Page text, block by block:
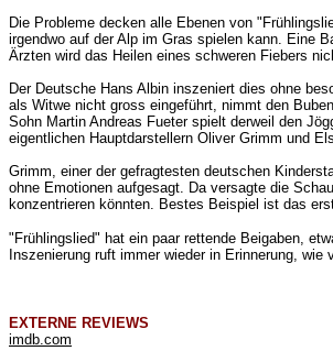
Die Probleme decken alle Ebenen von
irgendwo auf der Alp im Gras spielen kann. Eine
Ärzten wird das Heilen eines schweren Fiebers
Der Deutsche Hans Albin inszeniert dies ohne
als Witwe nicht gross eingeführt, nimmt den
Sohn Martin Andreas Fueter spielt derweil den
eigentlichen Hauptdarstellern Oliver Grimm und
Grimm, einer der gefragtesten deutschen
ohne Emotionen aufgesagt. Da versagte die
konzentrieren könnten. Bestes Beispiel ist das
"Frühlingslied" hat ein paar rettende Beigaben,
Inszenierung ruft immer wieder in Erinnerung,
EXTERNE REVIEWS
imdb.com